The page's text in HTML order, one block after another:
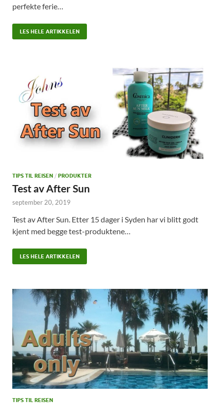
perfekte ferie…
LES HELE ARTIKKELEN
TIPS TIL REISEN / PRODUKTER
Test av After Sun
september 20, 2019
Test av After Sun. Etter 15 dager i Syden har vi blitt godt
kjent med begge test-produktene…
LES HELE ARTIKKELEN
TIPS TIL REISEN